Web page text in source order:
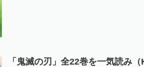
「鬼滅の刃」全22巻を一気読み